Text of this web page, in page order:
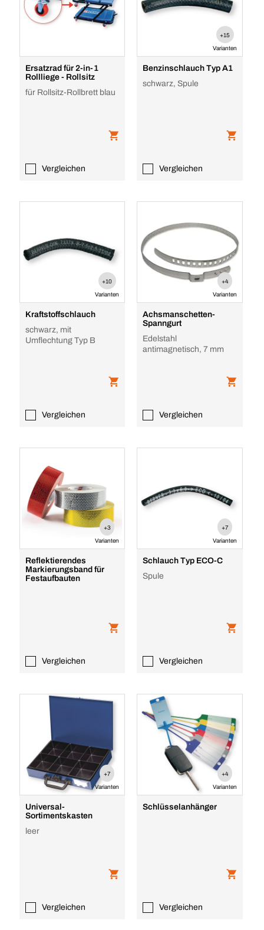
Ersatzrad für 2-in-1
Rollliege - Rollsitz
für Rollsitz-Rollbrett blau
Vergleichen
+15
Varianten
Benzinschlauch Typ A1
schwarz, Spule
Vergleichen
+10
Varianten
Kraftstoffschlauch
schwarz, mit
Umflechtung Typ B
Vergleichen
+4
Varianten
Achsmanschetten-
Spanngurt
Edelstahl
antimagnetisch, 7 mm
Vergleichen
+3
Varianten
Reflektierendes
Markierungsband für
Festaufbauten
Vergleichen
+7
Varianten
Schlauch Typ ECO-C
Spule
Vergleichen
+7
Varianten
Universal-
Sortimentskasten
leer
Vergleichen
+4
Varianten
Schlüsselanhänger
Vergleichen